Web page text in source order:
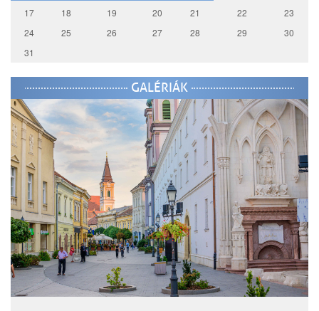
17
18 19 20 21 22
23
24
25 26 27 28 29
30
31
GALÉRIÁK